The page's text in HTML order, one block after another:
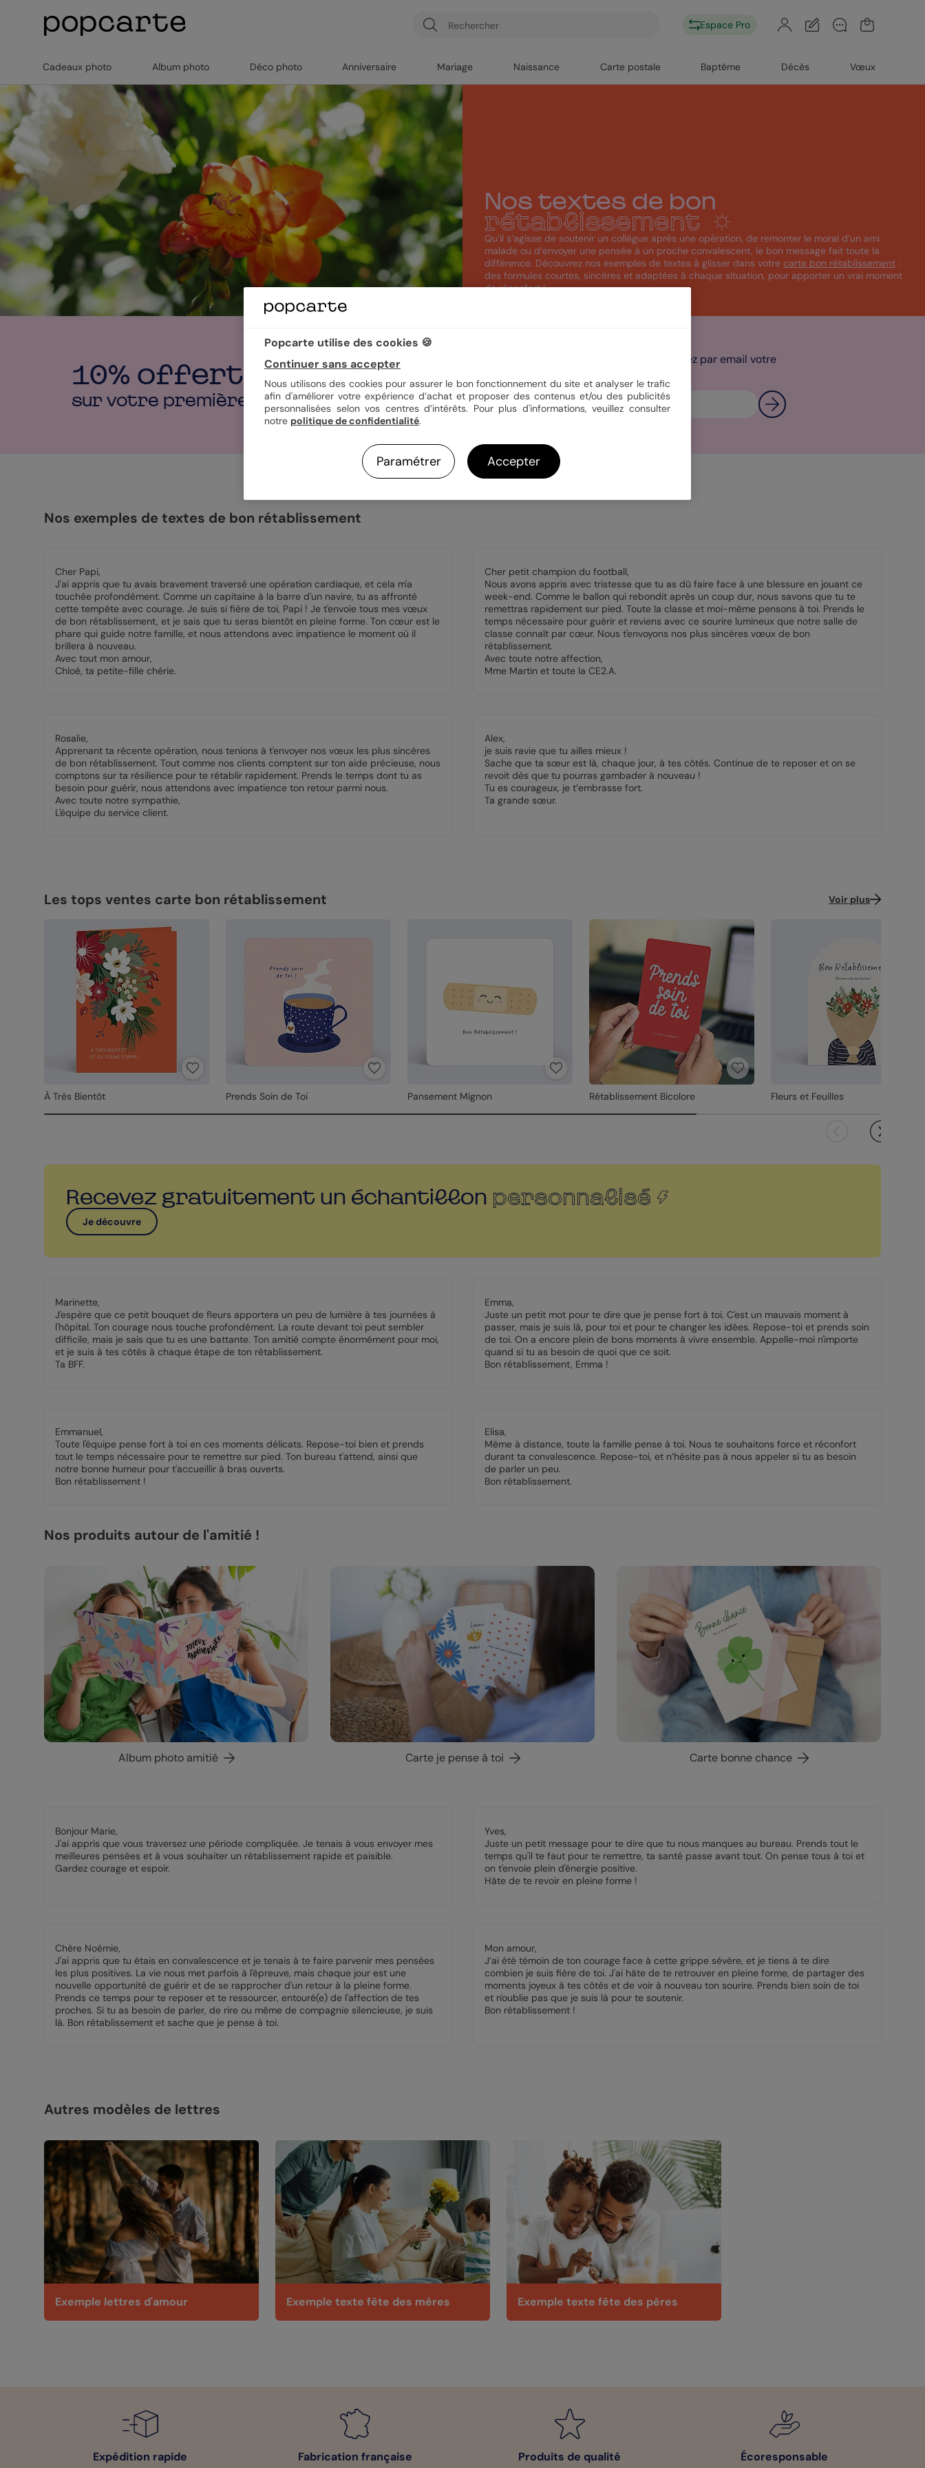
Espace Pro
Cadeaux photo Album photo Déco photo Anniversaire Mariage Naissance Carte postale Baptême Décès Vœux
Nos textes de bon
rétablissement
Qu’il s’agisse de soutenir un collègue après une opération, de remonter le moral d’un ami
malade ou d’envoyer une pensée à un proche convalescent, le bon message fait toute la
différence. Découvrez nos exemples de textes à glisser dans votre carte bon rétablissement:
des formules courtes, sincères et adaptées à chaque situation, pour apporter un vrai moment
de réconfort !
10% offerts
sur votre première commande
Abonnez-vous à notre newsletter et recevez par email votre
Nos exemples de textes de bon rétablissement
Cher Papi,
J'ai appris que tu avais bravement traversé une opération cardiaque, et cela m'a
touchée profondément. Comme un capitaine à la barre d'un navire, tu as affronté
cette tempête avec courage. Je suis si fière de toi, Papi ! Je t'envoie tous mes vœux
de bon rétablissement, et je sais que tu seras bientôt en pleine forme. Ton cœur est le
phare qui guide notre famille, et nous attendons avec impatience le moment où il
brillera à nouveau.
Avec tout mon amour,
Chloé, ta petite-fille chérie.
Cher petit champion du football,
Nous avons appris avec tristesse que tu as dû faire face à une blessure en jouant ce
week-end. Comme le ballon qui rebondit après un coup dur, nous savons que tu te
remettras rapidement sur pied. Toute la classe et moi-même pensons à toi. Prends le
temps nécessaire pour guérir et reviens avec ce sourire lumineux que notre salle de
classe connaît par cœur. Nous t'envoyons nos plus sincères vœux de bon
rétablissement.
Avec toute notre affection,
Mme Martin et toute la CE2.A.
Rosalie,
Apprenant ta récente opération, nous tenions à t'envoyer nos vœux les plus sincères
de bon rétablissement. Tout comme nos clients comptent sur ton aide précieuse, nous
comptons sur ta résilience pour te rétablir rapidement. Prends le temps dont tu as
besoin pour guérir, nous attendons avec impatience ton retour parmi nous.
Avec toute notre sympathie,
L'équipe du service client.
Alex,
je suis ravie que tu ailles mieux !
Sache que ta sœur est là, chaque jour, à tes côtés. Continue de te reposer et on se
revoit dès que tu pourras gambader à nouveau !
Tu es courageux, je t’embrasse fort.
Ta grande sœur.
Les tops ventes carte bon rétablissement Voir plus
À Très Bientôt Prends Soin de Toi Pansement Mignon Rétablissement Bicolore Fleurs et Feuilles
Recevez gratuitement un échantillon personnalisé
Je découvre
Marinette,
J'espère que ce petit bouquet de fleurs apportera un peu de lumière à tes journées à
l'hôpital. Ton courage nous touche profondément. La route devant toi peut sembler
difficile, mais je sais que tu es une battante. Ton amitié compte énormément pour moi,
et je suis à tes côtés à chaque étape de ton rétablissement.
Ta BFF.
Emma,
Juste un petit mot pour te dire que je pense fort à toi. C'est un mauvais moment à
passer, mais je suis là, pour toi et pour te changer les idées. Repose-toi et prends soin
de toi. On a encore plein de bons moments à vivre ensemble. Appelle-moi n'importe
quand si tu as besoin de quoi que ce soit.
Bon rétablissement, Emma !
Emmanuel,
Toute l'équipe pense fort à toi en ces moments délicats. Repose-toi bien et prends
tout le temps nécessaire pour te remettre sur pied. Ton bureau t'attend, ainsi que
notre bonne humeur pour t'accueillir à bras ouverts.
Bon rétablissement !
Elisa,
Même à distance, toute la famille pense à toi. Nous te souhaitons force et réconfort
durant ta convalescence. Repose-toi, et n’hésite pas à nous appeler si tu as besoin
de parler un peu.
Bon rétablissement.
Nos produits autour de l'amitié !
Album photo amitié Carte je pense à toi Carte bonne chance
Bonjour Marie,
J'ai appris que vous traversez une période compliquée. Je tenais à vous envoyer mes
meilleures pensées et à vous souhaiter un rétablissement rapide et paisible.
Gardez courage et espoir.
Yves,
Juste un petit message pour te dire que tu nous manques au bureau. Prends tout le
temps qu'il te faut pour te remettre, ta santé passe avant tout. On pense tous à toi et
on t'envoie plein d'énergie positive.
Hâte de te revoir en pleine forme !
Chère Noémie,
J'ai appris que tu étais en convalescence et je tenais à te faire parvenir mes pensées
les plus positives. La vie nous met parfois à l'épreuve, mais chaque jour est une
nouvelle opportunité de guérir et de se rapprocher d'un retour à la pleine forme.
Prends ce temps pour te reposer et te ressourcer, entouré(e) de l'affection de tes
proches. Si tu as besoin de parler, de rire ou même de compagnie silencieuse, je suis
là. Bon rétablissement et sache que je pense à toi.
Mon amour,
J’ai été témoin de ton courage face à cette grippe sévère, et je tiens à te dire
combien je suis fière de toi. J'ai hâte de te retrouver en pleine forme, de partager des
moments joyeux à tes côtés et de voir à nouveau ton sourire. Prends bien soin de toi
et n'oublie pas que je suis là pour te soutenir.
Bon rétablissement !
Autres modèles de lettres
Exemple lettres d'amour Exemple texte fête des mères Exemple texte fête des pères
Expédition rapide Fabrication française Produits de qualité Écoresponsable
Popcarte utilise des cookies 🍪
Continuer sans accepter
Nous utilisons des cookies pour assurer le bon fonctionnement du site et analyser le trafic
afin d'améliorer votre expérience d’achat et proposer des contenus et/ou des publicités
personnalisées selon vos centres d’intérêts. Pour plus d'informations, veuillez consulter
notre politique de confidentialité.
Paramétrer Accepter